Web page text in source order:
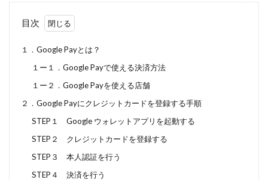
目次
１．Google Payとは？
１ー１．Google Payで使える決済方法
１ー２．Google Payを使える店舗
２．Google Payにクレジットカードを登録する手順
STEP１ Google ウォレットアプリを起動する
STEP２ クレジットカードを登録する
STEP３ 本人認証を行う
STEP４ 決済を行う